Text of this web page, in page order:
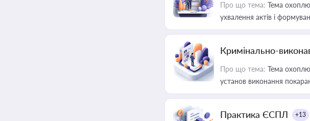
Про що тема: Тема
ухвалення актів і
Кримінально-
Про що тема: Тема
установ виконання
Практика ЄСПЛ +13